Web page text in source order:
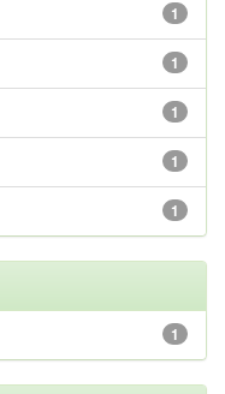
1
1
1
1
1
1